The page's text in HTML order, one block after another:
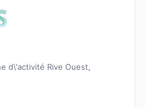
d\'activité Rive Ouest,